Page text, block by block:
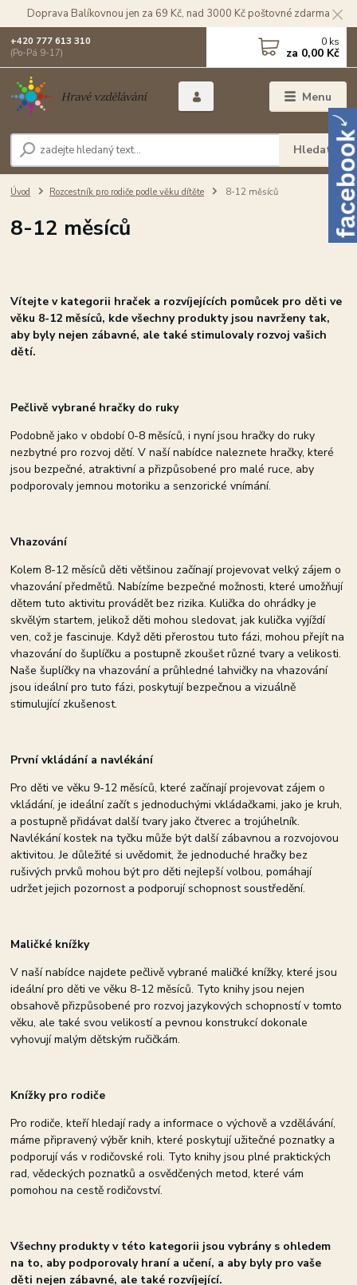
Doprava Balíkovnou jen za 69 Kč, nad 3000 Kč poštovné zdarma
Menu
Hledat
+420 777 613 310
(Po-Pá 9-17)
0 ks
za 0,00 Kč
Úvod Rozcestník pro rodiče podle věku dítěte 8-12 měsíců
8-12 měsíců
Vítejte v kategorii hraček a rozvíjejících pomůcek pro děti ve
věku 8-12 měsíců, kde všechny produkty jsou navrženy tak,
aby byly nejen zábavné, ale také stimulovaly rozvoj vašich
dětí.
Pečlivě vybrané hračky do ruky
Podobně jako v období 0-8 měsíců, i nyní jsou hračky do ruky
nezbytné pro rozvoj dětí. V naší nabídce naleznete hračky, které
jsou bezpečné, atraktivní a přizpůsobené pro malé ruce, aby
podporovaly jemnou motoriku a senzorické vnímání.
Vhazování
Kolem 8-12 měsíců děti většinou začínají projevovat velký zájem o
vhazování předmětů. Nabízíme bezpečné možnosti, které umožňují
dětem tuto aktivitu provádět bez rizika. Kulička do ohrádky je
skvělým startem, jelikož děti mohou sledovat, jak kulička vyjíždí
ven, což je fascinuje. Když děti přerostou tuto fázi, mohou přejít na
vhazování do šuplíčku a postupně zkoušet různé tvary a velikosti.
Naše šuplíčky na vhazování a průhledné lahvičky na vhazování
jsou ideální pro tuto fázi, poskytují bezpečnou a vizuálně
stimulující zkušenost.
První vkládání a navlékání
Pro děti ve věku 9-12 měsíců, které začínají projevovat zájem o
vkládání, je ideální začít s jednoduchými vkládačkami, jako je kruh,
a postupně přidávat další tvary jako čtverec a trojúhelník.
Navlékání kostek na tyčku může být další zábavnou a rozvojovou
aktivitou. Je důležité si uvědomit, že jednoduché hračky bez
rušivých prvků mohou být pro děti nejlepší volbou, pomáhají
udržet jejich pozornost a podporují schopnost soustředění.
Maličké knížky
V naší nabídce najdete pečlivě vybrané maličké knížky, které jsou
ideální pro děti ve věku 8-12 měsíců. Tyto knihy jsou nejen
obsahově přizpůsobené pro rozvoj jazykových schopností v tomto
věku, ale také svou velikostí a pevnou konstrukcí dokonale
vyhovují malým dětským ručičkám.
Knížky pro rodiče
Pro rodiče, kteří hledají rady a informace o výchově a vzdělávání,
máme připravený výběr knih, které poskytují užitečné poznatky a
podporují vás v rodičovské roli. Tyto knihy jsou plné praktických
rad, vědeckých poznatků a osvědčených metod, které vám
pomohou na cestě rodičovství.
Všechny produkty v této kategorii jsou vybrány s ohledem
na to, aby podporovaly hraní a učení, a aby byly pro vaše
děti nejen zábavné, ale také rozvíjející.